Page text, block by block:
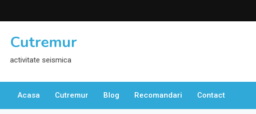
to
Cutremur
activitate seismica
Acasa Cutremur Blog Recomandari Contact